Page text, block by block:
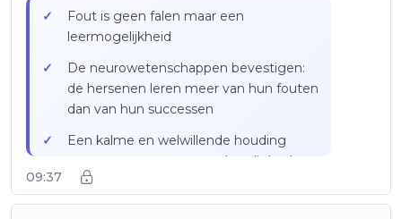
waarin de tiener zonder druk kan
groeien
Fout is geen falen maar een
leermogelijkheid
De neurowetenschappen bevestigen:
de hersenen leren meer van hun fouten
dan van hun successen
Een kalme en welwillende houding
aannemen tegenover onhandigheden
Drie-stappenmethode: de inspanning
09:37